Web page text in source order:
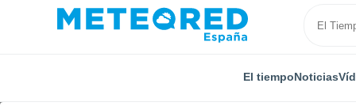
El tiempoNoticias